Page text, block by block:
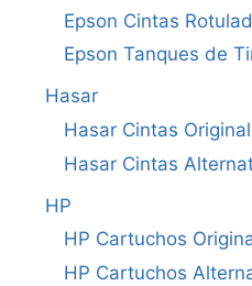
Epson Cintas
Epson Tanques de
Hasar
Hasar Cintas
Hasar Cintas
HP
HP Cartuchos
HP Cartuchos